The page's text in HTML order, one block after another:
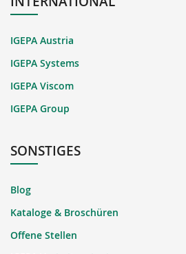
IGEPA Austria
IGEPA Systems
IGEPA Viscom
IGEPA Group
SONSTIGES
Blog
Kataloge & Broschüren
Offene Stellen